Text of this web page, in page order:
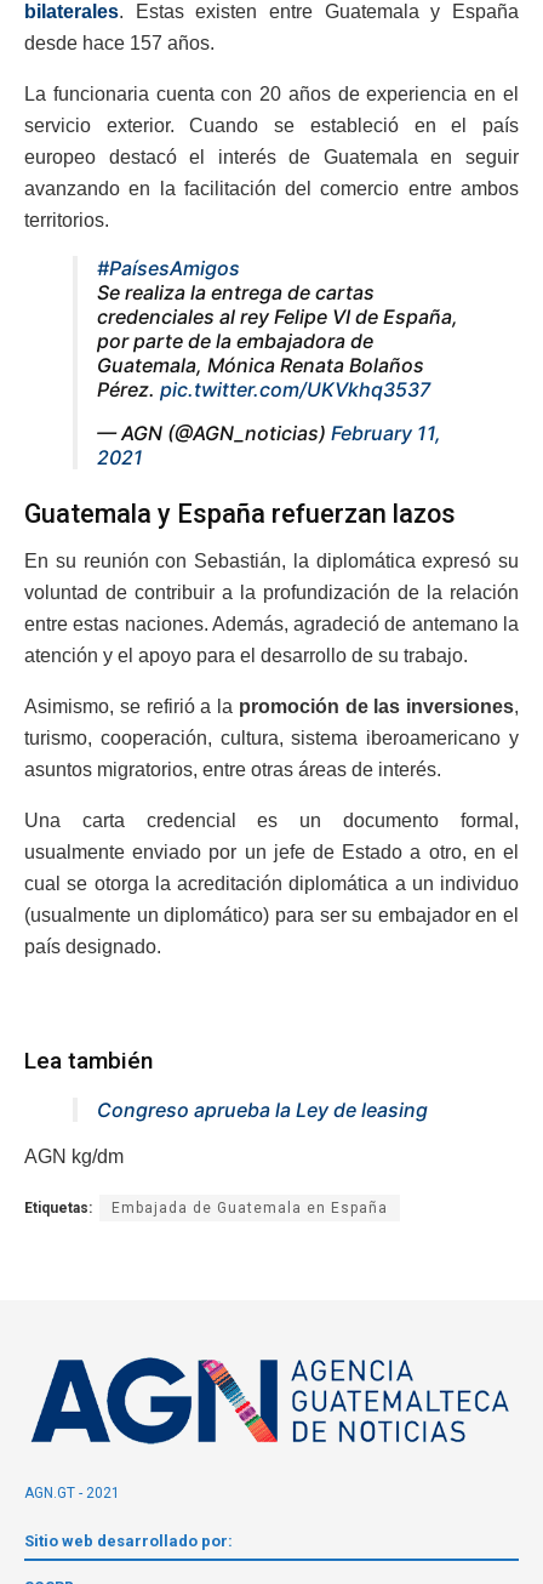
bilaterales. Estas existen entre Guatemala y España
desde hace 157 años.
La funcionaria cuenta con 20 años de experiencia en el
servicio exterior. Cuando se estableció en el país
europeo destacó el interés de Guatemala en seguir
avanzando en la facilitación del comercio entre ambos
territorios.
#PaísesAmigos
Se realiza la entrega de cartas
credenciales al rey Felipe VI de España,
por parte de la embajadora de
Guatemala, Mónica Renata Bolaños
Pérez. pic.twitter.com/UKVkhq3537
— AGN (@AGN_noticias) February 11,
2021
Guatemala y España refuerzan lazos
En su reunión con Sebastián, la diplomática expresó su
voluntad de contribuir a la profundización de la relación
entre estas naciones. Además, agradeció de antemano la
atención y el apoyo para el desarrollo de su trabajo.
Asimismo, se refirió a la promoción de las inversiones,
turismo, cooperación, cultura, sistema iberoamericano y
asuntos migratorios, entre otras áreas de interés.
Una carta credencial es un documento formal,
usualmente enviado por un jefe de Estado a otro, en el
cual se otorga la acreditación diplomática a un individuo
(usualmente un diplomático) para ser su embajador en el
país designado.
Lea también
Congreso aprueba la Ley de leasing
AGN kg/dm
Etiquetas: Embajada de Guatemala en España
AGN.GT - 2021
Sitio web desarrollado por: